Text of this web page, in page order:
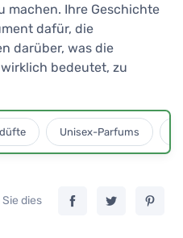
machen. Ihre Geschichte
dafür, die
darüber, was die
bedeutet, zu
Unisex-Parfums
Sie dies